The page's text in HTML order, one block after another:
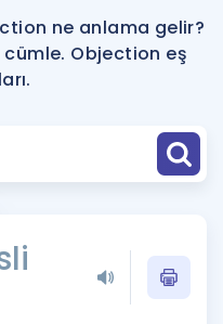
ne anlama gelir?
Objection eş